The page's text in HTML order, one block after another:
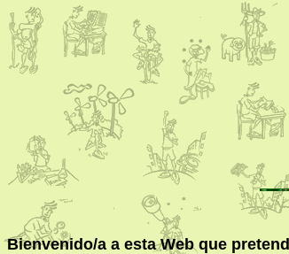
Bienvenido/a a esta Web que